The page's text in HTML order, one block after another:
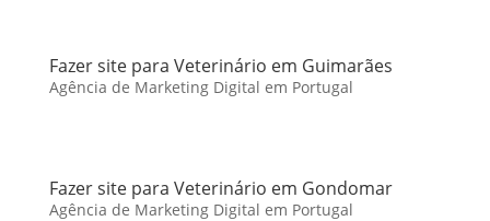
Fazer site para Veterinário em Guimarães
Agência de Marketing Digital em Portugal
Fazer site para Veterinário em Gondomar
Agência de Marketing Digital em Portugal